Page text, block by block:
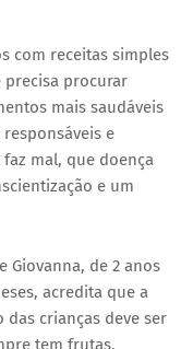
com receitas simples
precisa procurar
mais saudáveis
e
mal, que doença
e um
Giovanna, de 2 anos
acredita que a
crianças deve ser
tem frutas,